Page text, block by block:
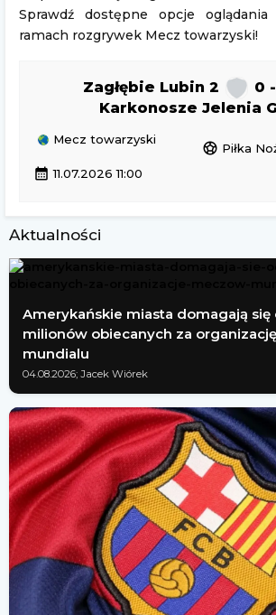
Sprawdź dostępne opcje
ramach rozgrywek Mecz towarzyski!
Zagłębie Lubin 2
0
Karkonosze Jelenia
Mecz towarzyski
sports_soccer Piłka
calendar_month 11.07.2026 11:00
Aktualności
Amerykańskie miasta domagają się
milionów obiecanych za
mundialu
04.08.2026; Jacek Wiórek